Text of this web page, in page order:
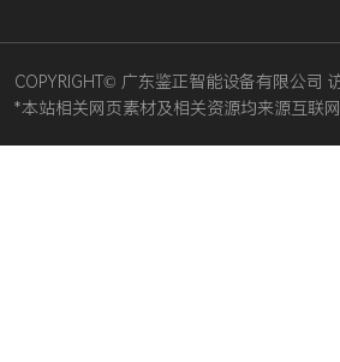
COPYRIGHT© 广东鉴正智能设备有限公司
*本站相关网页素材及相关资源均来源互联